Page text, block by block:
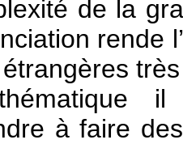
de la
rende
à faire